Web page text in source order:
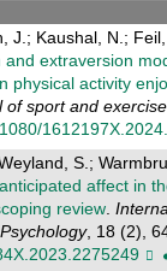
J.; Kaushal, N.;
and extraversion
physical activity
of sport and
S.;
affect in
review.
, 18 (2),